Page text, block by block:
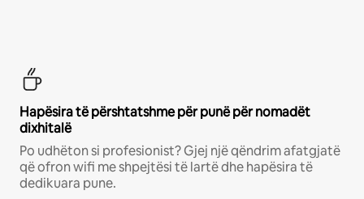
Hapësira të përshtatshme për punë për nomadët
dixhitalë
Po udhëton si profesionist? Gjej një qëndrim afatgjatë
që ofron wifi me shpejtësi të lartë dhe hapësira të
dedikuara pune.